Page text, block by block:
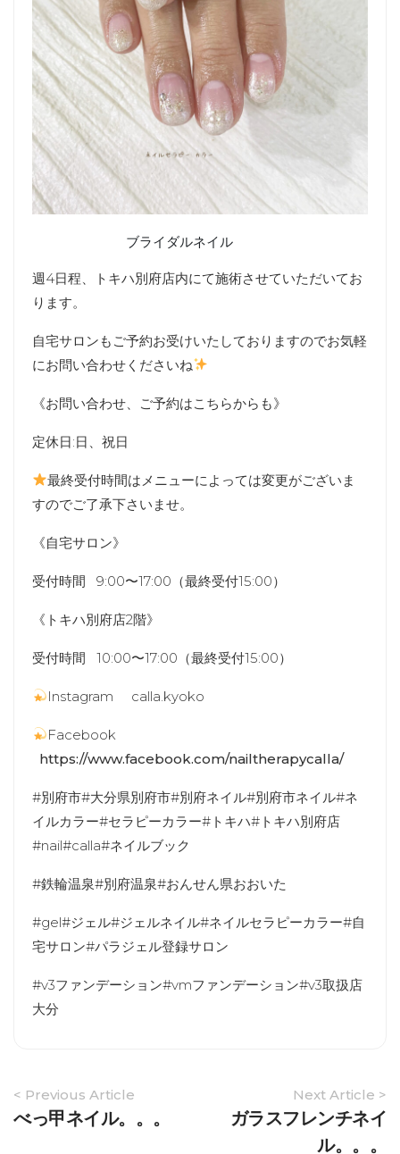
ブライダルネイル
週4日程、トキハ別府店内にて施術させていただいてお
ります。
自宅サロンもご予約お受けいたしておりますのでお気軽
にお問い合わせくださいね
《お問い合わせ、ご予約はこちらからも》
定休日:日、祝日
最終受付時間はメニューによっては変更がございま
すのでご了承下さいませ。
《自宅サロン》
受付時間 9:00〜17:00（最終受付15:00）
《トキハ別府店2階》
受付時間 10:00〜17:00（最終受付15:00）
Instagram calla.kyoko
Facebook
https://www.facebook.com/nailtherapycalla/
#別府市#大分県別府市#別府ネイル#別府市ネイル#ネ
イルカラー#セラピーカラー#トキハ#トキハ別府店
#nail#calla#ネイルブック
#鉄輪温泉#別府温泉#おんせん県おおいた
#gel#ジェル#ジェルネイル#ネイルセラピーカラー#自
宅サロン#パラジェル登録サロン
#v3ファンデーション#vmファンデーション#v3取扱店
大分
Article
Navigation
< Previous Article
べっ甲ネイル。。。
Next Article >
ガラスフレンチネイ
ル。。。